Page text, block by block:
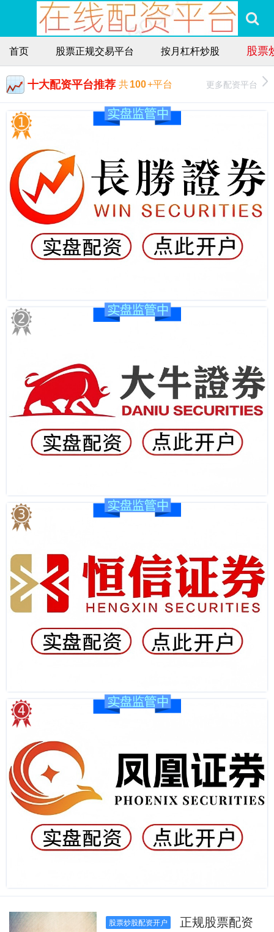
首页 股票正规交易平台 按月杠杆炒股 股票
十大配资平台推荐 共100+平台 更多配资平台
股票炒股配资开户